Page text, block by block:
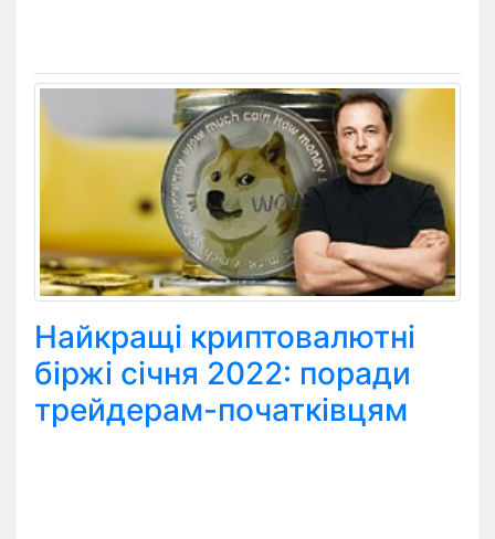
Найкращі криптовалютні
біржі січня 2022: поради
трейдерам-початківцям